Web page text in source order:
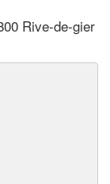
Rive-de-gier